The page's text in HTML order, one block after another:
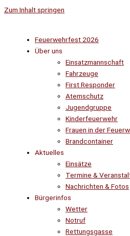
Zum Inhalt springen
Feuerwehrfest 2026
Über uns
Einsatzmannschaft
Fahrzeuge
First Responder
Atemschutz
Jugendgruppe
Kinderfeuerwehr
Frauen in der
Brandcontainer
Aktuelles
Einsätze
Termine &
Nachrichten & Fotos
Bürgerinfos
Wetter
Notruf
Rettungsgasse